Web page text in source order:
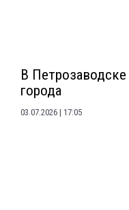
В Петрозаводске
города
03.07.2026 17:05